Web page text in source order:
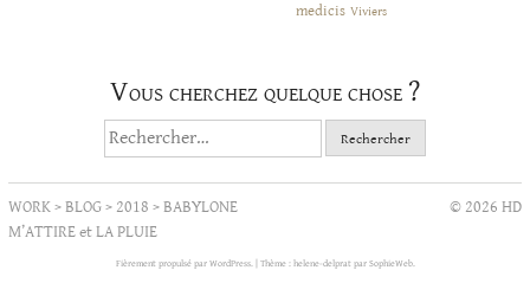
medicis Viviers
Vous cherchez quelque chose ?
Rechercher :
WORK>BLOG> 2018 >BABYLONE
M’ATTIRE et LA PLUIE
© 2026 HD
Fièrement propulsé par WordPress. Thème : helene-delprat par SophieWeb.